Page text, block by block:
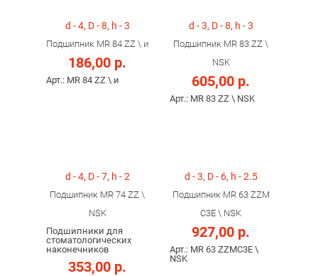
d - 4, D - 8, h - 3
Подшипник MR 84 ZZ \ и
186,00 р.
Арт.: MR 84 ZZ \ и
d - 3, D - 8, h - 3
Подшипник MR 83 ZZ \
NSK
605,00 р.
Арт.: MR 83 ZZ \ NSK
d - 4, D - 7, h - 2
Подшипник MR 74 ZZ \
NSK
Подшипники для
стоматологических
наконечников
353,00 р.
d - 3, D - 6, h - 2.5
Подшипник MR 63 ZZM
C3E \ NSK
927,00 р.
Арт.: MR 63 ZZMC3E \
NSK